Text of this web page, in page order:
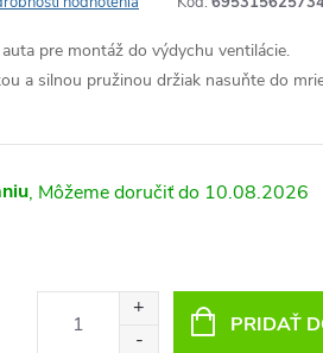
pre montáž do výdychu ventilácie.
a silnou pružinou držiak nasuňte do
10.08.2026
PRIDAŤ